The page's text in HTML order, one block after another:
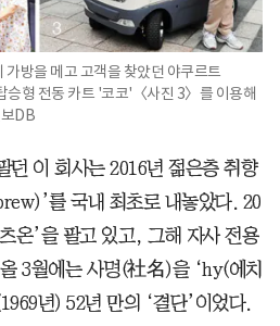
방을 메고 고객을 찾았던 야쿠르트
승형 전동 카트 '코코'〈사진 3〉를 이용해
DB
던 이 회사는 2016년 젊은층 취향
를 국내 최초로 내놓았다. 20
온’을 팔고 있고, 그해 자사 전용
3월에는 사명(社名)을 ‘hy(에치
년) 52년 만의 ‘결단’이었다.